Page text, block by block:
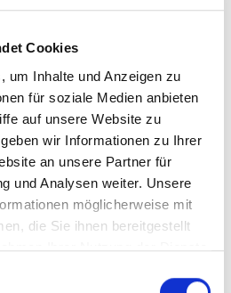
Cookies
um Inhalte und Anzeigen zu
für soziale Medien anbieten
auf unsere Website zu
wir Informationen zu Ihrer
an unsere Partner für
und Analysen weiter. Unsere
möglicherweise mit
die Sie ihnen bereitgestellt
Ihrer Nutzung der Dienste
(eAP)